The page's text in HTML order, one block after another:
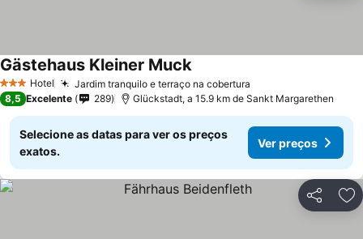
3 EstrelasHotel Jardim tranquilo e terraço na cobertura
Gästehaus Kleiner Muck
8,5 Excelente 289 Glückstadt, a 15.9 km de Sankt Margarethen
Selecione as datas para ver os preços
exatos.
Ver preços
Partilhar